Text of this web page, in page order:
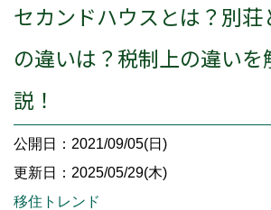
セカンドハウスとは？別荘
の違いは？税制上の違いを
説！
公開日：2021/09/05(日)
更新日：2025/05/29(木)
移住トレンド